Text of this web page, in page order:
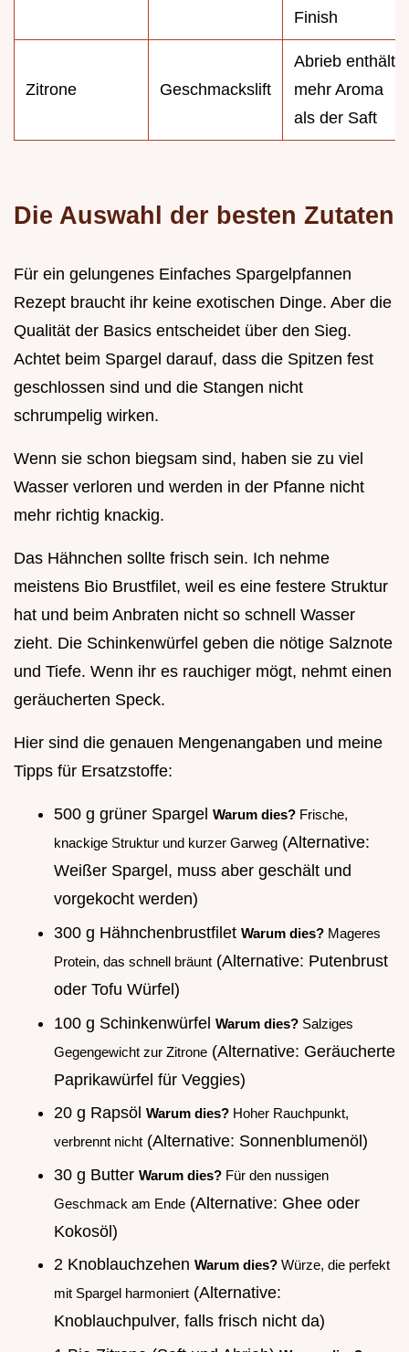
Finish
Zitrone Geschmackslift
Abrieb enthält
mehr Aroma
als der Saft
Die Auswahl der besten Zutaten
Für ein gelungenes Einfaches Spargelpfannen
Rezept braucht ihr keine exotischen Dinge. Aber die
Qualität der Basics entscheidet über den Sieg.
Achtet beim Spargel darauf, dass die Spitzen fest
geschlossen sind und die Stangen nicht
schrumpelig wirken.
Wenn sie schon biegsam sind, haben sie zu viel
Wasser verloren und werden in der Pfanne nicht
mehr richtig knackig.
Das Hähnchen sollte frisch sein. Ich nehme
meistens Bio Brustfilet, weil es eine festere Struktur
hat und beim Anbraten nicht so schnell Wasser
zieht. Die Schinkenwürfel geben die nötige Salznote
und Tiefe. Wenn ihr es rauchiger mögt, nehmt einen
geräucherten Speck.
Hier sind die genauen Mengenangaben und meine
Tipps für Ersatzstoffe:
500 g grüner Spargel Warum dies? Frische,
knackige Struktur und kurzer Garweg (Alternative:
Weißer Spargel, muss aber geschält und
vorgekocht werden)
300 g Hähnchenbrustfilet Warum dies? Mageres
Protein, das schnell bräunt (Alternative: Putenbrust
oder Tofu Würfel)
100 g Schinkenwürfel Warum dies? Salziges
Gegengewicht zur Zitrone (Alternative: Geräucherte
Paprikawürfel für Veggies)
20 g Rapsöl Warum dies? Hoher Rauchpunkt,
verbrennt nicht (Alternative: Sonnenblumenöl)
30 g Butter Warum dies? Für den nussigen
Geschmack am Ende (Alternative: Ghee oder
Kokosöl)
2 Knoblauchzehen Warum dies? Würze, die perfekt
mit Spargel harmoniert (Alternative:
Knoblauchpulver, falls frisch nicht da)